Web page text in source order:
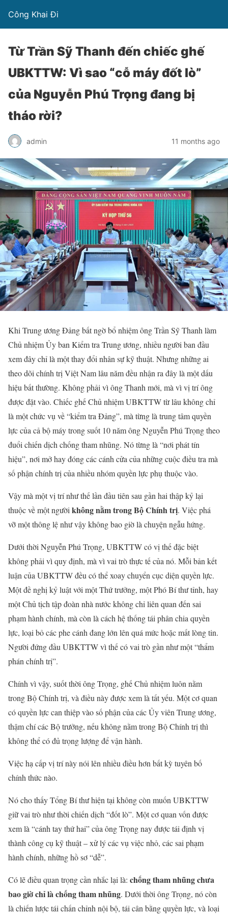
Công Khai Đi
Từ Trần Sỹ Thanh đến chiếc ghế
UBKTTW: Vì sao “cỗ máy đốt lò”
của Nguyễn Phú Trọng đang bị
tháo rời?
admin 11 months ago
Khi Trung ương Đảng bất ngờ bổ nhiệm ông Trần Sỹ Thanh làm
Chủ nhiệm Ủy ban Kiểm tra Trung ương, nhiều người ban đầu
xem đây chỉ là một thay đổi nhân sự kỹ thuật. Nhưng những ai
theo dõi chính trị Việt Nam lâu năm đều nhận ra đây là một dấu
hiệu bất thường. Không phải vì ông Thanh mới, mà vì vị trí ông
được đặt vào. Chiếc ghế Chủ nhiệm UBKTTW từ lâu không chỉ
là một chức vụ về “kiểm tra Đảng”, mà từng là trung tâm quyền
lực của cả bộ máy trong suốt 10 năm ông Nguyễn Phú Trọng theo
đuổi chiến dịch chống tham nhũng. Nó từng là “nơi phát tín
hiệu”, nơi mở hay đóng các cánh cửa của những cuộc điều tra mà
số phận chính trị của nhiều nhóm quyền lực phụ thuộc vào.
Vậy mà một vị trí như thế lần đầu tiên sau gần hai thập kỷ lại
thuộc về một người không nằm trong Bộ Chính trị. Việc phá
vỡ một thông lệ như vậy không bao giờ là chuyện ngẫu hứng.
Dưới thời Nguyễn Phú Trọng, UBKTTW có vị thế đặc biệt
không phải vì quy định, mà vì vai trò thực tế của nó. Mỗi bản kết
luận của UBKTTW đều có thể xoay chuyển cục diện quyền lực.
Một đề nghị kỷ luật với một Thứ trưởng, một Phó Bí thư tỉnh, hay
một Chủ tịch tập đoàn nhà nước không chỉ liên quan đến sai
phạm hành chính, mà còn là cách hệ thống tái phân chia quyền
lực, loại bỏ các phe cánh đang lớn lên quá mức hoặc mất lòng tin.
Người đứng đầu UBKTTW vì thế có vai trò gần như một “thẩm
phán chính trị”.
Chính vì vậy, suốt thời ông Trọng, ghế Chủ nhiệm luôn nằm
trong Bộ Chính trị, và điều này được xem là tất yếu. Một cơ quan
có quyền lực can thiệp vào số phận của các Ủy viên Trung ương,
thậm chí các Bộ trưởng, nếu không nằm trong Bộ Chính trị thì
không thể có đủ trọng lượng để vận hành.
Việc hạ cấp vị trí này nói lên nhiều điều hơn bất kỳ tuyên bố
chính thức nào.
Nó cho thấy Tổng Bí thư hiện tại không còn muốn UBKTTW
giữ vai trò như thời chiến dịch “đốt lò”. Một cơ quan vốn được
xem là “cánh tay thứ hai” của ông Trọng nay được tái định vị
thành công cụ kỹ thuật – xử lý các vụ việc nhỏ, các sai phạm
hành chính, những hồ sơ “dễ”.
Có lẽ điều quan trọng cần nhắc lại là: chống tham nhũng chưa
bao giờ chỉ là chống tham nhũng. Dưới thời ông Trọng, nó còn
là chiến lược tái chấn chỉnh nội bộ, tái cân bằng quyền lực, và loại